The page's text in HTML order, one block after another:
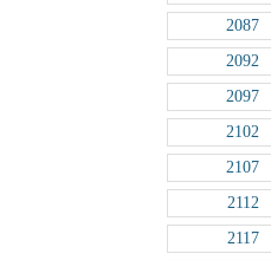
2087
2092
2097
2102
2107
2112
2117